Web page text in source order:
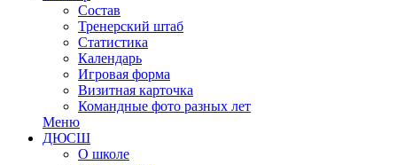
Состав
Тренерский штаб
Статистика
Календарь
Игровая форма
Визитная карточка
Командные фото разных лет
Меню
ДЮСШ
О школе